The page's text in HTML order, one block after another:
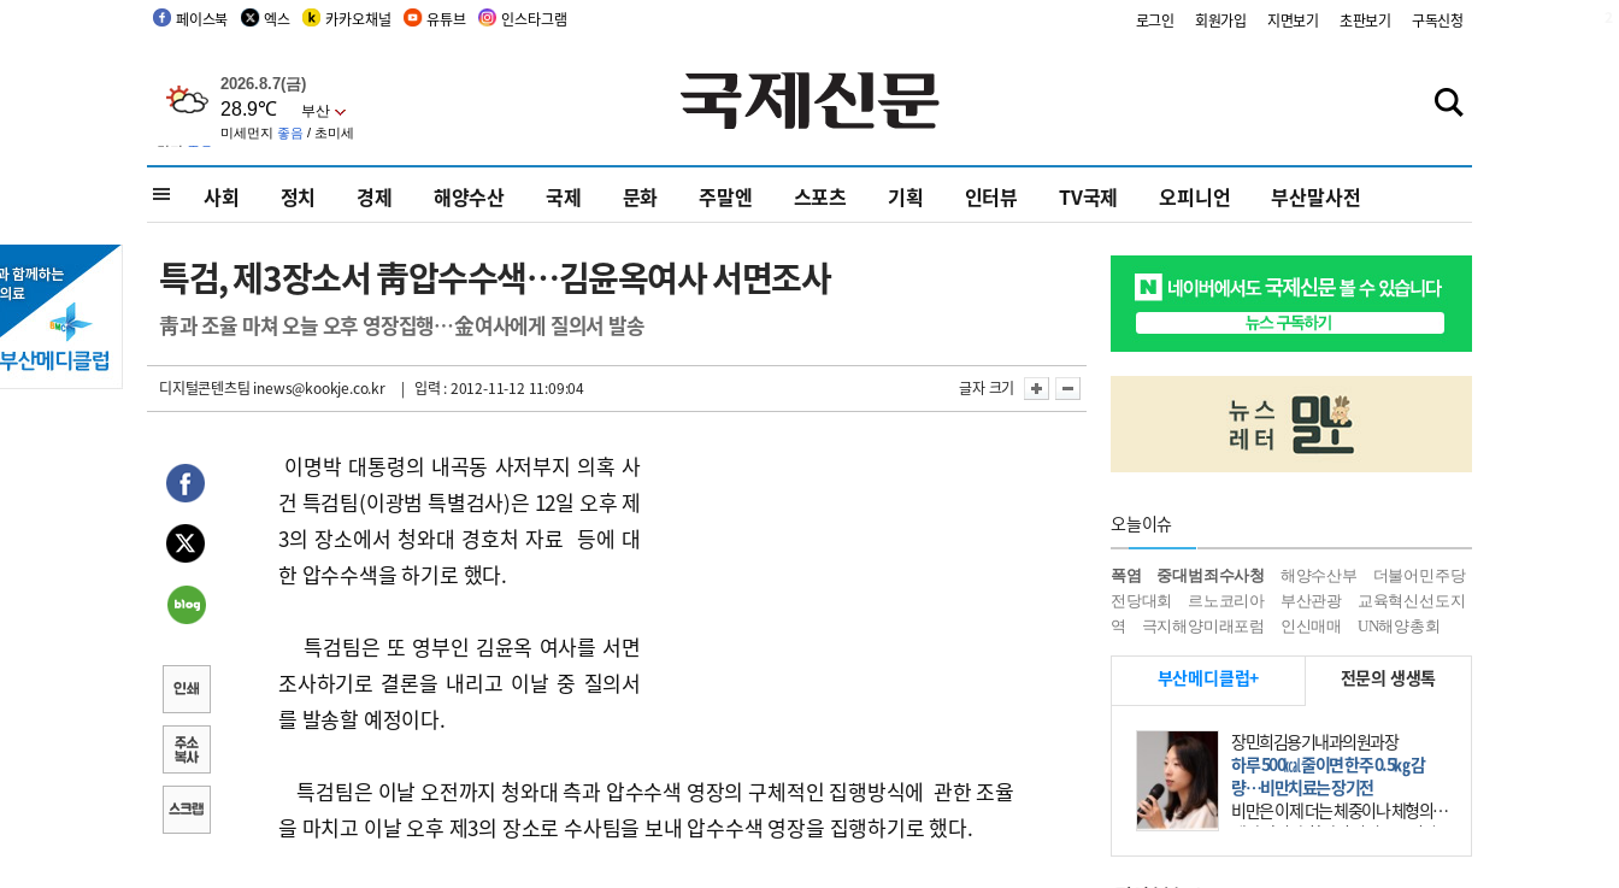
페이스북 엑스 카카오채널 유튜브 인스타그램 로그인 회원가입 지면보기 초판보기 구독신청
사회 정치 경제 해양수산 국제 문화 주말엔 스포츠 기획 인터뷰 TV국제 오피니언 부산말사전
특검, 제3장소서 靑압수수색…김윤옥여사 서면조사
靑과 조율 마쳐 오늘 오후 영장집행…金여사에게 질의서 발송
디지털콘텐츠팀 inews@kookje.co.kr | 입력 : 2012-11-12 11:09:04 글자 크기
이명박 대통령의 내곡동 사저부지 의혹 사
건 특검팀(이광범 특별검사)은 12일 오후 제
3의 장소에서 청와대 경호처 자료 등에 대
한 압수수색을 하기로 했다.
특검팀은 또 영부인 김윤옥 여사를 서면
조사하기로 결론을 내리고 이날 중 질의서
를 발송할 예정이다.
특검팀은 이날 오전까지 청와대 측과 압수수색 영장의 구체적인 집행방식에 관한 조율
을 마치고 이날 오후 제3의 장소로 수사팀을 보내 압수수색 영장을 집행하기로 했다.
오늘이슈
폭염 중대범죄수사청 해양수산부
더불어민주당
전당대회
르노코리아 부산관광
교육혁신선도지
역
극지해양미래포럼 인신매매 UN해양총회
부산메디클럽+ 전문의 생생톡
장민희김용기내과의원과장
하루 500㎉ 줄이면 한주 0.5㎏ 감
량…비만치료는 장기전
비만은 이제 더는 체중이나 체형의 문
제가 아니다. 하나의 질병으로 인지
하고 치료와 관리를 해야 한다. 세계